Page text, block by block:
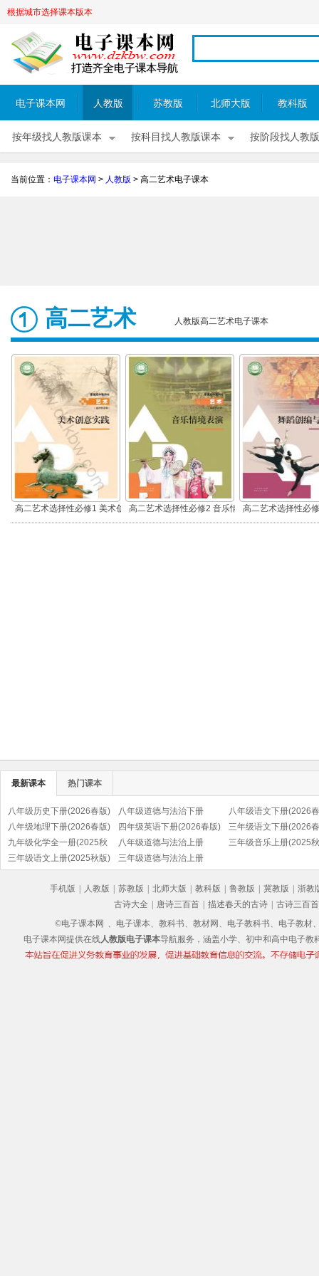
根据城市选择课本版本
电子课本网 人教版 苏教版 北师大版 教科版
按年级找人教版课本 按科目找人教版课本 按阶段找人教
当前位置： 电子课本网 > 人教版 > 高二艺术电子课本
高二艺术 人教版高二艺术电子课本
高二艺术选择性必修1 美术创
意实践
高二艺术选择性必修2 音乐情
境表演
高二艺术选择性必
编与表演
最新课本 热门课本
八年级历史下册(2026春版)
(部编版)
八年级道德与法治下册
(2026春版)(部编版)
八年级语文下册(2026
(部编版)
八年级地理下册(2026春版)
四年级英语下册(2026春版)
(PEP)
三年级语文下册(2026
(部编版)
九年级化学全一册(2025秋
版)
八年级道德与法治上册
(2025秋版)(部编版)
三年级音乐上册(2025
三年级语文上册(2025秋版)
三年级道德与法治上册
手机版
人教版 苏教版 北师大版 教科版 鲁教版 冀教版
浙教
古诗大全
唐诗三百首 描述春天的古诗
古诗三百首
©电子课本网 、电子课本、教科书、教材网、电子教科书、电子教材
电子课本网提供在线人教版电子课本导航服务，涵盖小学、初中和高中电子